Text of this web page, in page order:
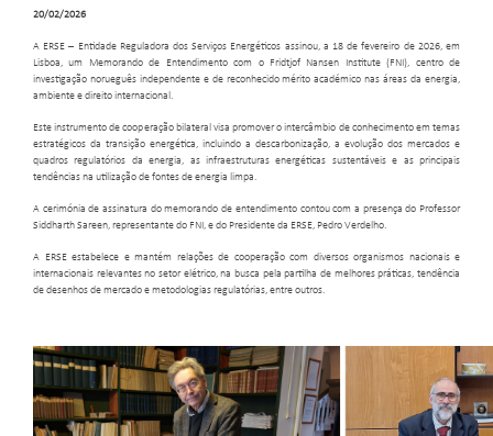
20/02/2026
A ERSE – Entidade Reguladora dos Serviços Energéticos assinou, a 18 de fevereiro de 2026, em
Lisboa, um Memorando de Entendimento com o Fridtjof Nansen Institute (FNI), centro de
investigação norueguês independente e de reconhecido mérito académico nas áreas da energia,
ambiente e direito internacional.
Este instrumento de cooperação bilateral visa promover o intercâmbio de conhecimento em temas
estratégicos da transição energética, incluindo a descarbonização, a evolução dos mercados e
quadros regulatórios da energia, as infraestruturas energéticas sustentáveis e as principais
tendências na utilização de fontes de energia limpa.
A cerimónia de assinatura do memorando de entendimento contou com a presença do Professor
Siddharth Sareen, representante do FNI, e do Presidente da ERSE, Pedro Verdelho.
A ERSE estabelece e mantém relações de cooperação com diversos organismos nacionais e
internacionais relevantes no setor elétrico, na busca pela partilha de melhores práticas, tendência
de desenhos de mercado e metodologias regulatórias, entre outros.